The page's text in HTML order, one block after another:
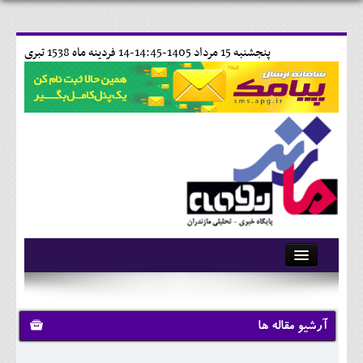
14 فردينه ماه 1538 تبری پنجشنبه 15 مرداد 1405-14:45-
آرشیو
تماس با ما
وبلاگ
آرشیو مقاله ها